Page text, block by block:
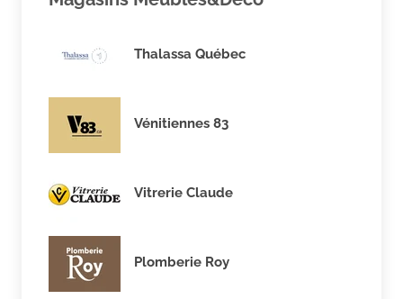
Thalassa Québec
Vénitiennes 83
Vitrerie Claude
Plomberie Roy